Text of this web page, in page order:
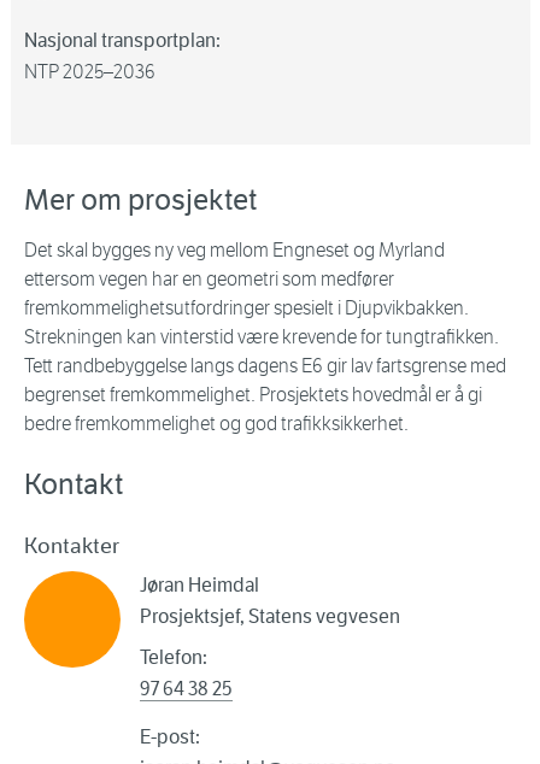
Nasjonal transportplan:
NTP 2025–2036
Mer om prosjektet
Det skal bygges ny veg mellom Engneset og Myrland
ettersom vegen har en geometri som medfører
fremkommelighetsutfordringer spesielt i Djupvikbakken.
Strekningen kan vinterstid være krevende for tungtrafikken.
Tett randbebyggelse langs dagens E6 gir lav fartsgrense med
begrenset fremkommelighet. Prosjektets hovedmål er å gi
bedre fremkommelighet og god trafikksikkerhet.
Kontakt
Kontakter
Jøran Heimdal
Prosjektsjef, Statens vegvesen
Telefon:
97 64 38 25
E-post: